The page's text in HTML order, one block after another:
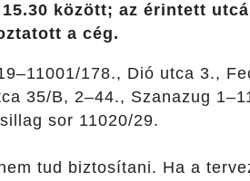
között; az érintett
a cég.
178., Dió utca 3.,
35/B, 2–44., Szanazug
sor 11020/29.
tud biztosítani. Ha a